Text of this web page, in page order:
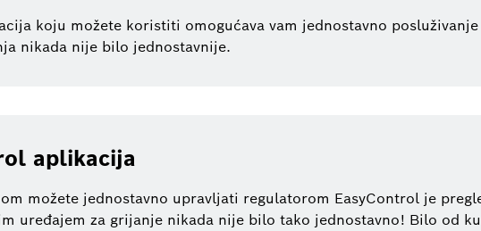
koju možete koristiti omogućava vam jednostavno
nikada nije bilo jednostavnije.
aplikacija
možete jednostavno upravljati regulatorom EasyControl je
uređajem za grijanje nikada nije bilo tako jednostavno! Bilo od